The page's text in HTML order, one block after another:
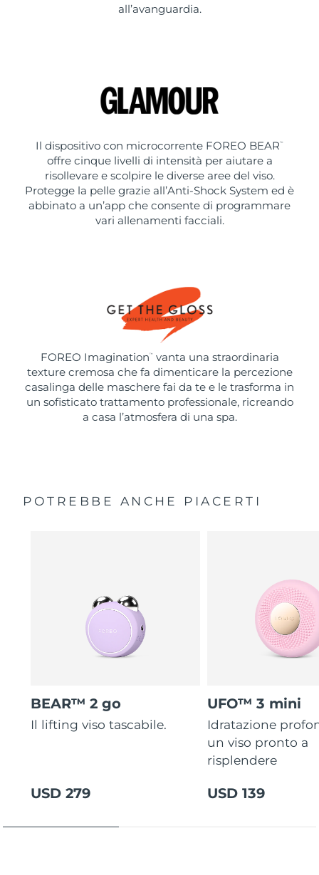
all’avanguardia.
Il dispositivo con microcorrente FOREO BEAR ™
offre cinque livelli di intensità per aiutare a
risollevare e scolpire le diverse aree del viso.
Protegge la pelle grazie all’Anti-Shock System ed è
abbinato a un’app che consente di programmare
vari allenamenti facciali.
FOREO Imagination ™
vanta una straordinaria
texture cremosa che fa dimenticare la percezione
casalinga delle maschere fai da te e le trasforma in
un sofisticato trattamento professionale, ricreando
a casa l’atmosfera di una spa.
POTREBBE ANCHE PIACERTI
BEAR™ 2 go
Il lifting viso tascabile.
USD 279
UFO™ 3 mini
Idratazione
un viso pronto a
risplendere
USD 139